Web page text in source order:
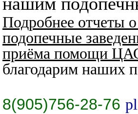
Подробнее отчеты
подопечные
приёма помощи
благодарим наших
8(905)756-28-76